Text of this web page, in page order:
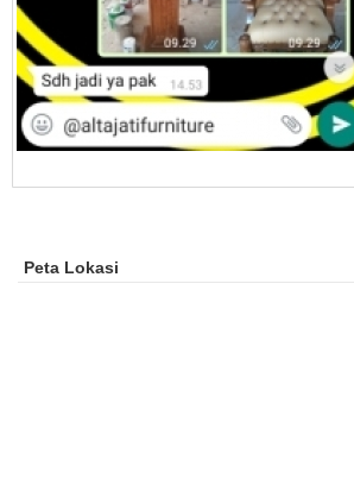
Peta Lokasi